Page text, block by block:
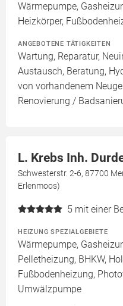
Wärmepumpe,
Heizkörper,
ANGEBOTENE TÄTIGKEITEN
Wartung, Reparatur,
Austausch, Beratung,
von vorhandenem
Renovierung /
L. Krebs Inh.
Schwesterstr. 2-6, 87700
Erlenmoos)
5 mit einer
HEIZUNG SPEZIALGEBIETE
Wärmepumpe,
Pelletheizung, BHKW,
Fußbodenheizung,
Umwälzpumpe